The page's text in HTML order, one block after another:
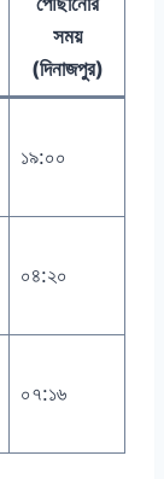
সময়
(দিনাজপুর)
১৯:০০
০৪:২০
০৭:১৬